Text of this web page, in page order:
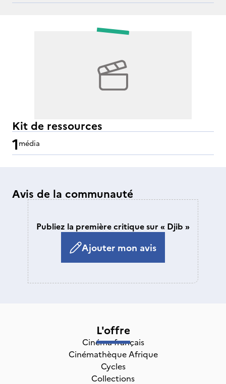
Kit de ressources
1média
Avis de la communauté
Publiez la première critique sur « Djib »
Ajouter mon avis
L'offre
Cinéma français
Cinémathèque Afrique
Cycles
Collections